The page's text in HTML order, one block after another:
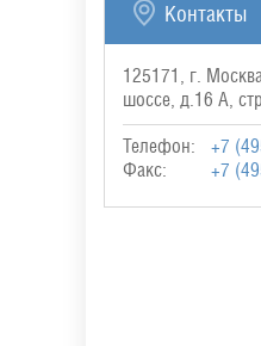
Контакты
125171, г.
шоссе, д.16 А,
Телефон:
+7
Факс:
+7